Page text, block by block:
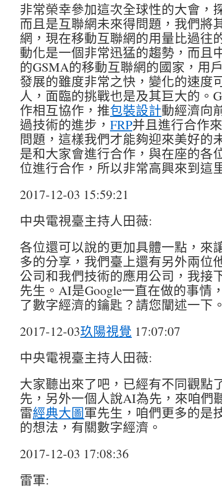
非常榮幸參加這次全球性的大會，
而且是互聯網未來得問題，我們將
網，現在移動互聯網的用量比過往
動化是一個非常迅猛的趨勢，而且
的GSMA的移動互聯網的國家，用
發展的雖度非常之快，變化的速度
人，面臨的挑戰也是及其巨大的。
作相互協作，推包裝設計動經濟向
過技術的進步， FRP并且進行合作
問題，這樣我們才能夠迎來美好的
是和大家會進行合作，與在座的各
位進行合作，所以非常高興來到這
2017-12-03 15:59:21
中央電視臺主持人田薇:
各位還可以說的更加具體一點，來
多的分享，我們臺上還有另外兩位
公司和我們技術的應用公司，我接
先生。AI是Google一直在做的事情
了數字經濟的鑰匙？請您闡述一下
2017-12-03玖陽視覺 17:07:07
中央電視臺主持人田薇:
大家聽出來了吧，已經有不同觀點
先，另外一個人說AI為先，來咱們
雷經典大圖軍先生，咱們更多的是
的想法，有關數字經濟。
2017-12-03 17:08:36
雷軍: